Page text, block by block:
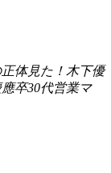
体見た！木下優
卒30代営業マ